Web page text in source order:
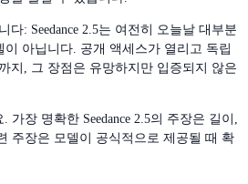
다: Seedance 2.5는 여전히 오늘날 대부분
아닙니다. 공개 액세스가 열리고 독립
지, 그 장점은 유망하지만 입증되지 않은
장 명확한 Seedance 2.5의 주장은 길이,
주장은 모델이 공식적으로 제공될 때 확